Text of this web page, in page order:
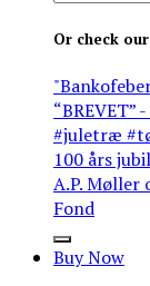
Or check
“BREVET”
#juletræ
100 års
A.P. Møller
Fond
Buy Now